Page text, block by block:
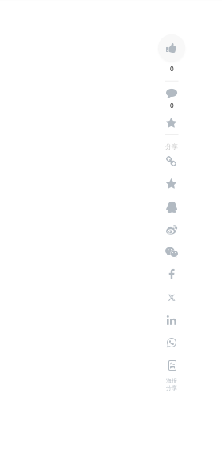
0
0
分享
海报
分享